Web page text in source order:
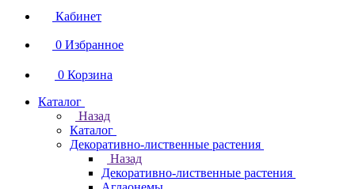
Кабинет
0 Избранное
0 Корзина
Каталог
Назад
Каталог
Декоративно-лиственные растения
Назад
Декоративно-лиственные растения